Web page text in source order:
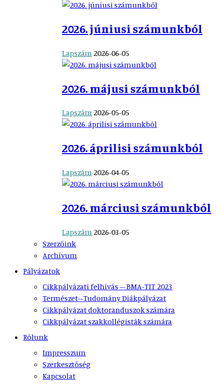
2026. júniusi számunkból
Lapszám 2026-06-05
2026. májusi számunkból
Lapszám2026-05-05
2026. áprilisi számunkból
Lapszám2026-04-05
2026. márciusi számunkból
Lapszám2026-03-05
Szerzőink
Archívum
Pályázatok
Cikkpályázati felhívás – BMA-TIT 2023
Természet–Tudomány Diákpályázat
Cikkpályázat doktoranduszok számára
Cikkpályázat szakkollégisták számára
Rólunk
Impresszum
Szerkesztőség
Kapcsolat